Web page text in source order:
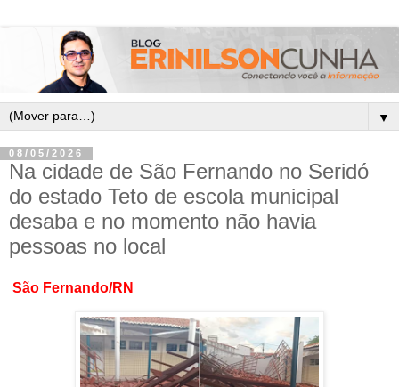
▼
08/05/2026
Na cidade de São Fernando no Seridó
do estado Teto de escola municipal
desaba e no momento não havia
pessoas no local
São Fernando/RN